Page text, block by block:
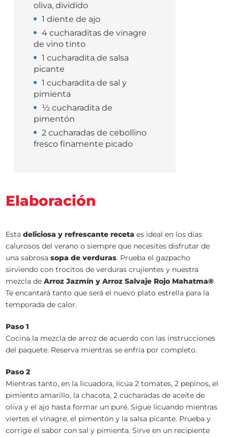
oliva, dividido
1 diente de ajo
4 cucharaditas de vinagre
de vino tinto
1 cucharadita de salsa
picante
1 cucharadita de sal y
pimienta
½ cucharadita de
pimentón
2 cucharadas de cebollino
fresco finamente picado
Elaboración
Estadeliciosa y refrescante receta es ideal en los días
calurosos del verano o siempre que necesites disfrutar de
una sabrosasopa de verduras. Prueba el gazpacho
sirviendo con trocitos de verduras crujientes y nuestra
mezcla deArroz Jazmín y Arroz Salvaje Rojo Mahatma®.
Te encantará tanto que será el nuevo plato estrella para la
temporada de calor.
Paso 1
Cocina la mezcla de arroz de acuerdo con las instrucciones
del paquete. Reserva mientras se enfría por completo.
Paso 2
Mientras tanto, en la licuadora, licúa 2 tomates, 2 pepinos, el
pimiento amarillo, la chacota, 2 cucharadas de aceite de
oliva y el ajo hasta formar un puré. Sigue licuando mientras
viertes el vinagre, el pimentón y la salsa picante. Prueba y
corrige el sabor con sal y pimienta. Sirve en un recipiente